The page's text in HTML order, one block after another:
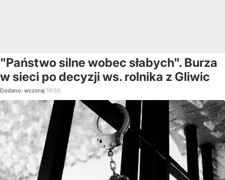
"Państwo silne wobec słabych". Burza
w sieci po decyzji ws. rolnika z Gliwic
Dodano: wczoraj 19:50